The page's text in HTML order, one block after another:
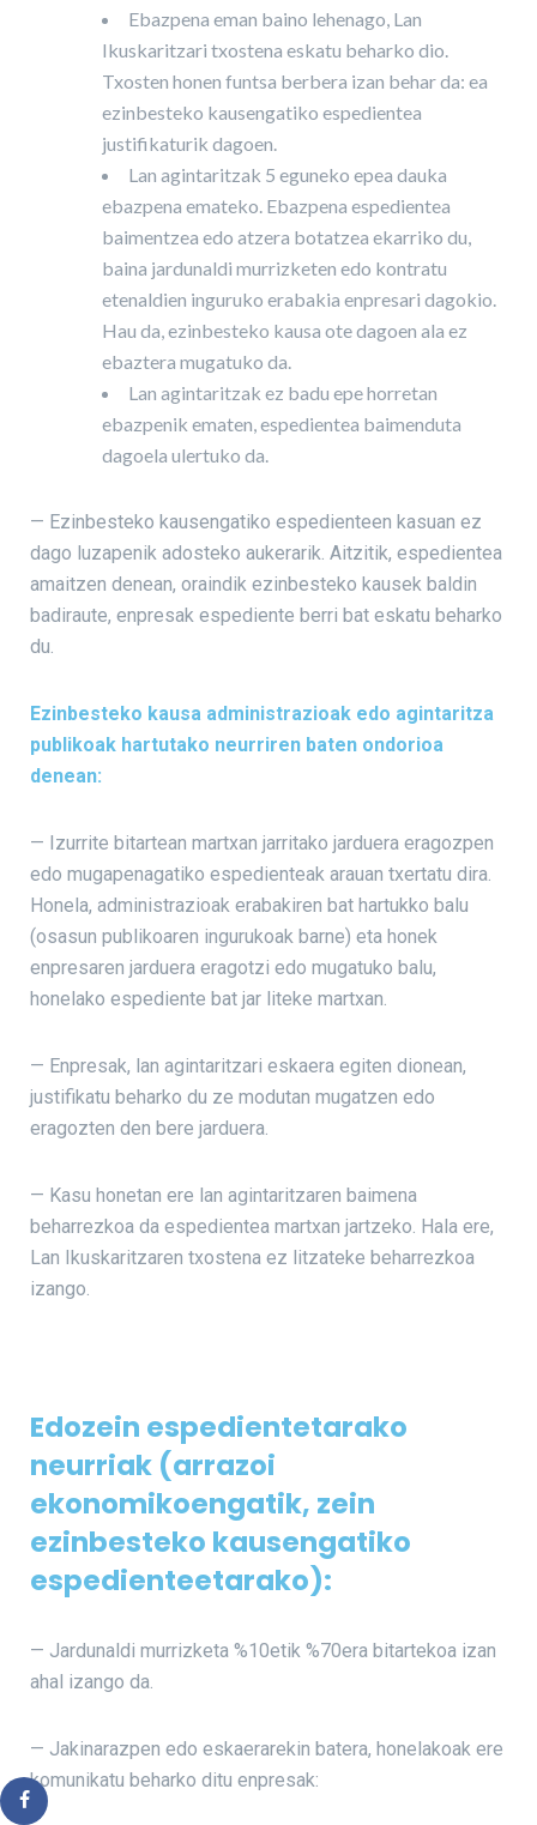
Ebazpena eman baino lehenago, Lan
Ikuskaritzari txostena eskatu beharko dio.
Txosten honen funtsa berbera izan behar da: ea
ezinbesteko kausengatiko espedientea
justifikaturik dagoen.
Lan agintaritzak 5 eguneko epea dauka
ebazpena emateko. Ebazpena espedientea
baimentzea edo atzera botatzea ekarriko du,
baina jardunaldi murrizketen edo kontratu
etenaldien inguruko erabakia enpresari dagokio.
Hau da, ezinbesteko kausa ote dagoen ala ez
ebaztera mugatuko da.
Lan agintaritzak ez badu epe horretan
ebazpenik ematen, espedientea baimenduta
dagoela ulertuko da.
— Ezinbesteko kausengatiko espedienteen kasuan ez
dago luzapenik adosteko aukerarik. Aitzitik, espedientea
amaitzen denean, oraindik ezinbesteko kausek baldin
badiraute, enpresak espediente berri bat eskatu beharko
du.
Ezinbesteko kausa administrazioak edo agintaritza
publikoak hartutako neurriren baten ondorioa
denean:
— Izurrite bitartean martxan jarritako jarduera eragozpen
edo mugapenagatiko espedienteak arauan txertatu dira.
Honela, administrazioak erabakiren bat hartukko balu
(osasun publikoaren ingurukoak barne) eta honek
enpresaren jarduera eragotzi edo mugatuko balu,
honelako espediente bat jar liteke martxan.
— Enpresak, lan agintaritzari eskaera egiten dionean,
justifikatu beharko du ze modutan mugatzen edo
eragozten den bere jarduera.
— Kasu honetan ere lan agintaritzaren baimena
beharrezkoa da espedientea martxan jartzeko. Hala ere,
Lan Ikuskaritzaren txostena ez litzateke beharrezkoa
izango.
Edozein espedientetarako
neurriak (arrazoi
ekonomikoengatik, zein
ezinbesteko kausengatiko
espedienteetarako):
— Jardunaldi murrizketa %10etik %70era bitartekoa izan
ahal izango da.
— Jakinarazpen edo eskaerarekin batera, honelakoak ere
komunikatu beharko ditu enpresak: